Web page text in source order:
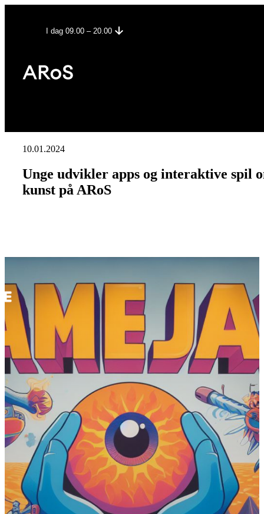
I dag 09.00 – 20.00
10.01.2024
Unge udvikler apps og interaktive spil
kunst på ARoS